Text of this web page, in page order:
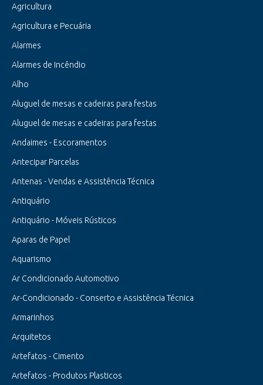
Agricultura
Agricultura e Pecuária
Alarmes
Alarmes de Incêndio
Alho
Aluguel de mesas e cadeiras para festas
Aluguel de mesas e cadeiras para festas
Andaimes - Escoramentos
Antecipar Parcelas
Antenas - Vendas e Assistência Técnica
Antiquário
Antiquário - Móveis Rústicos
Aparas de Papel
Aquarismo
Ar Condicionado Automotivo
Ar-Condicionado - Conserto e Assistência Técnica
Armarinhos
Arquitetos
Artefatos - Cimento
Artefatos - Produtos Plasticos